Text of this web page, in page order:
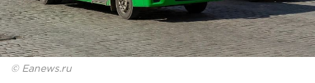
© Eanews.ru